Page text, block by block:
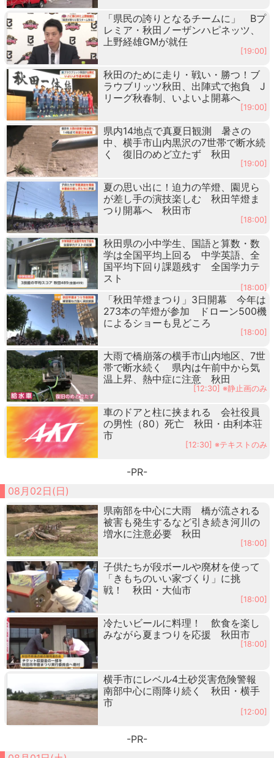
「県民の誇りとなるチームに」 Bプ
レミア・秋田ノーザンハピネッツ、
上野経雄GMが就任
[19:00]
秋田のために走り・戦い・勝つ！ブ
ラウブリッツ秋田、出陣式で抱負 J
リーグ秋春制、いよいよ開幕へ
[19:00]
県内14地点で真夏日観測 暑さの
中、横手市山内黒沢の7世帯で断水続
く 復旧のめど立たず 秋田
[19:00]
夏の思い出に！迫力の竿燈、園児ら
が差し手の演技楽しむ 秋田竿燈ま
つり開幕へ 秋田市
[18:00]
秋田県の小中学生、国語と算数・数
学は全国平均上回る 中学英語、全
国平均下回り課題残す 全国学力テ
スト
[18:00]
「秋田竿燈まつり」3日開幕 今年は
273本の竿燈が参加 ドローン500機
によるショーも見どころ
[18:00]
大雨で橋崩落の横手市山内地区、7世
帯で断水続く 県内は午前中から気
温上昇、熱中症に注意 秋田
[12:30] ※静止画のみ
車のドアと柱に挟まれる 会社役員
の男性（80）死亡 秋田・由利本荘
市
[12:30] ※テキストのみ
-PR-
08月02日(日)
県南部を中心に大雨 橋が流される
被害も発生するなど引き続き河川の
増水に注意必要 秋田
[18:00]
子供たちが段ボールや廃材を使って
「きもちのいい家づくり」に挑
戦！ 秋田・大仙市
[18:00]
冷たいビールに料理！ 飲食を楽し
みながら夏まつりを応援 秋田市
[18:00]
横手市にレベル4土砂災害危険警報
南部中心に雨降り続く 秋田・横手
市
[12:00]
-PR-